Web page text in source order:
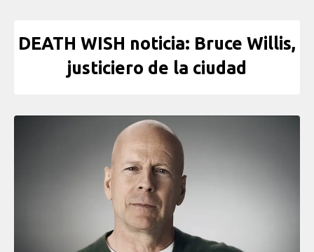
DEATH WISH noticia: Bruce Willis,
justiciero de la ciudad